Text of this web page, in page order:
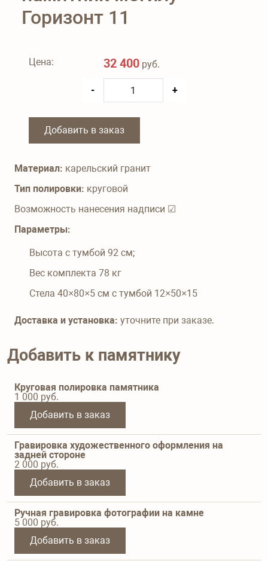
Горизонт 11
Цена: 32 400 руб.
- +
Добавить в заказ
Материал: карельский гранит
Тип полировки: круговой
Возможность нанесения надписи ☑
Параметры:
Высота с тумбой 92 см;
Вес комплекта 78 кг
Стела 40×80×5 см с тумбой 12×50×15
Доставка и установка: уточните при заказе.
Добавить к памятнику
Круговая полировка памятника
1 000 руб.
Добавить в заказ
Гравировка художественного оформления на
задней стороне
2 000 руб.
Добавить в заказ
Ручная гравировка фотографии на камне
5 000 руб.
Добавить в заказ